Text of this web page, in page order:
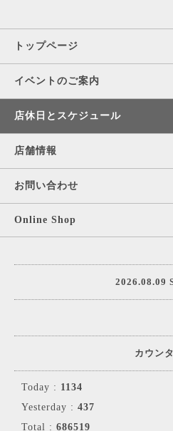
トップページ
イベントのご案内
店休日とスケジュール
店舗情報
お問い合わせ
Online Shop
2026.08.09
カウン
Today : 1134
Yesterday : 437
Total : 686519